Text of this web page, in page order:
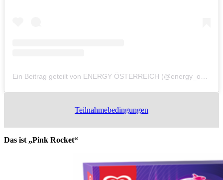
Teilnahmebedingungen
Das ist „Pink Rocket“